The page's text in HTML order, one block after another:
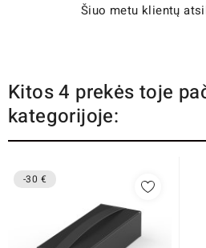
Šiuo metu klientų
Kitos 4 prekės toje
kategorijoje:
-30 €